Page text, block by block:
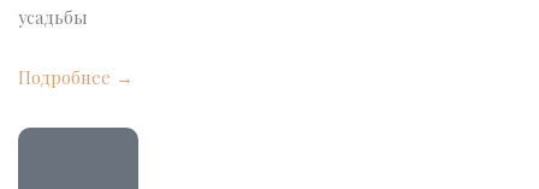
усадьбы
Подробнее →